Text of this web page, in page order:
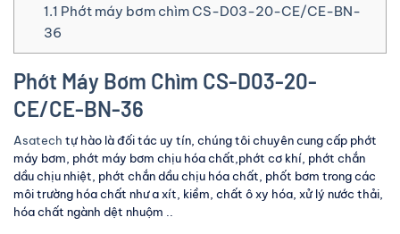
1.1 Phớt máy bơm chìm CS-D03-20-CE/CE-BN-
36
Phớt Máy Bơm Chìm CS-D03-20-
CE/CE-BN-36
Asatech tự hào là đối tác uy tín, chúng tôi chuyên cung cấp phớt
máy bơm, phớt máy bơm chịu hóa chất,phớt cơ khí, phớt chắn
dầu chịu nhiệt, phớt chắn dầu chịu hóa chất, phốt bơm trong các
môi trường hóa chất như a xít, kiềm, chất ô xy hóa, xử lý nước thải,
hóa chất ngành dệt nhuộm ..